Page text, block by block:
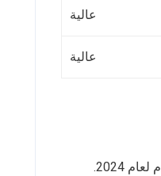
عالية
عالية
2024.